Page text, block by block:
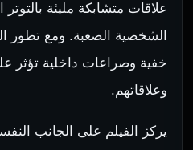
علاقات متشابكة مليئة
الشخصية الصعبة. ومع تطور
خفية وصراعات داخلية تؤثر
وعلاقاتهم.
يركز الفيلم على الجانب